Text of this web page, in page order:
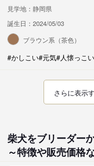
見学地：静岡県
誕生日：2024/05/03
ブラウン系（茶色）
#かしこい#元気#人懐っこい
さらに表示
柴犬をブリーダー
～特徴や販売価格